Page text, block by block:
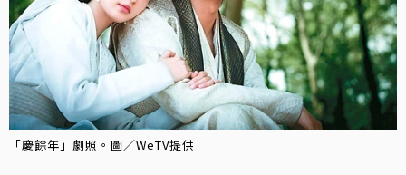
「慶餘年」劇照。圖／WeTV提供